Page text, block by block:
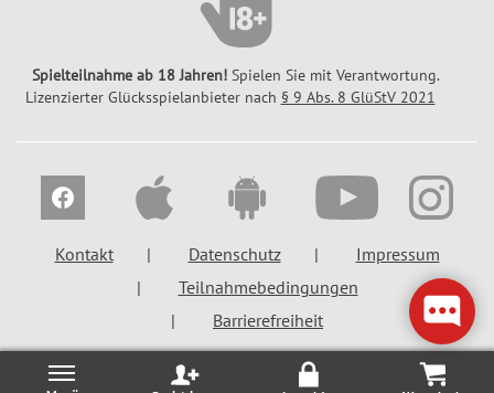
Spielteilnahme ab 18 Jahren! Spielen Sie mit Verantwortung.
Lizenzierter Glücksspielanbieter nach § 9 Abs. 8 GlüStV 2021
Kontakt Datenschutz
Impressum
Teilnahmebedingungen
Barrierefreiheit